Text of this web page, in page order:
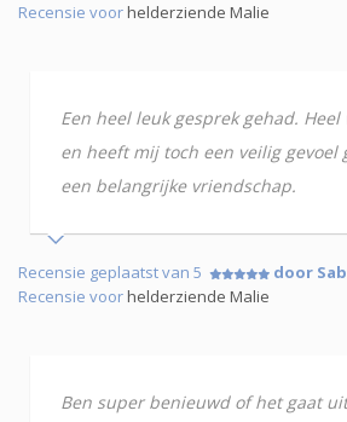
Recensie voorhelderziende Malie
Een heel leuk gesprek gehad.
en heeft mij toch een veilig gevoel
een belangrijke vriendschap.
Recensie geplaatst van 5
door
Recensie voorhelderziende Malie
Ben super benieuwd of het gaat